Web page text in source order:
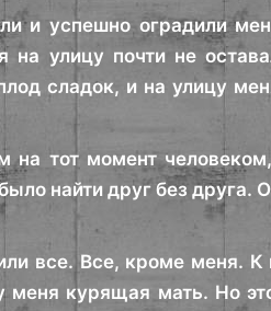
и успешно оградили
улицу почти не
сладок, и на улицу
на тот момент
найти друг без
все. Все, кроме меня.
меня курящая мать. Но